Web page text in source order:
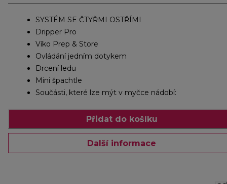
SYSTÉM SE ČTYŘMI OSTŘÍMI
Dripper Pro
Víko Prep & Store
Ovládání jedním dotykem
Drcení ledu
Mini špachtle
Součásti, které lze mýt v myčce nádobí:
Přidat do košíku
Další informace